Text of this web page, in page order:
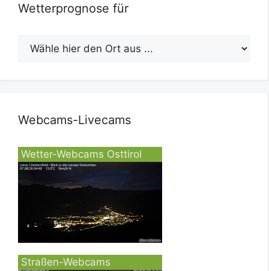
Wetterprognose für
Webcams-Livecams
Wetter-Webcams Osttirol
Straßen-Webcams